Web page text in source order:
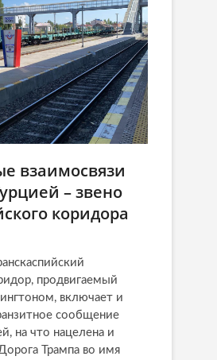
взаимосвязи
– звено
коридора
продвигаемый
включает и
сообщение
на что нацелена и
Трампа во имя